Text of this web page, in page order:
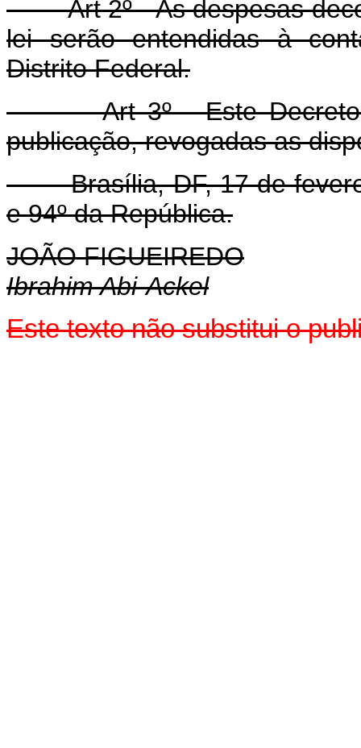
Art 2º - As despesas
lei serão entendidas à
Distrito Federal.
Art 3º - Este Decreto-
publicação, revogadas as
Brasília, DF, 17 de
e 94º da República.
JOÃO FIGUEIREDO
Ibrahim Abi-Ackel
Este texto não substitui o